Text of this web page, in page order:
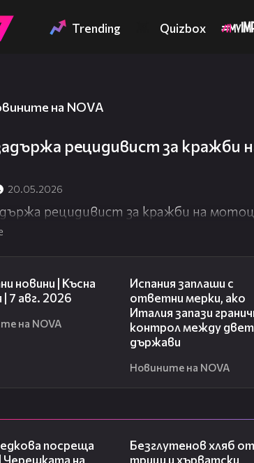
Trending Quizbox
на NOVA
рецидивист за кражби
20.05.2026
рецидивист за кражби на
новини | Късна
| 7 авг. 2026
на NOVA
Испания заплаши с
ответни мерки, ако
Италия запази
контрол между
държави
Новините на NOVA
посреща
Черешката на
Безглутенов хляб от
трици и хърватски